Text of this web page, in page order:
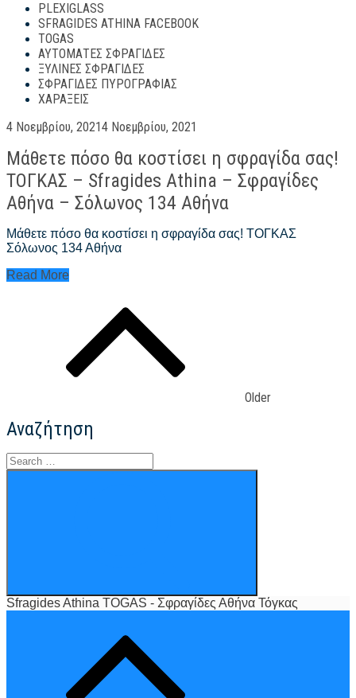
PLEXIGLASS
SFRAGIDES ATHINA FACEBOOK
TOGAS
ΑΥΤΌΜΑΤΕΣ ΣΦΡΑΓΊΔΕΣ
ΞΎΛΙΝΕΣ ΣΦΡΑΓΊΔΕΣ
ΣΦΡΑΓΊΔΕΣ ΠΥΡΟΓΡΑΦΊΑΣ
ΧΑΡΆΞΕΙΣ
Posted
4 Νοεμβρίου, 20214 Νοεμβρίου, 2021
Μάθετε πόσο θα κοστίσει η σφραγίδα σας!
ΤΟΓΚΑΣ – Sfragides Athina – Σφραγίδες
Αθήνα – Σόλωνος 134 Αθήνα
Μάθετε πόσο θα κοστίσει η σφραγίδα σας! ΤΟΓΚΑΣ
Σόλωνος 134 Αθήνα
Μάθετε
–
Αθήνα
–
Read More
Older
Αναζήτηση
Search
for:
Sfragides Athina TOGAS - Σφραγίδες Αθήνα Τόγκας